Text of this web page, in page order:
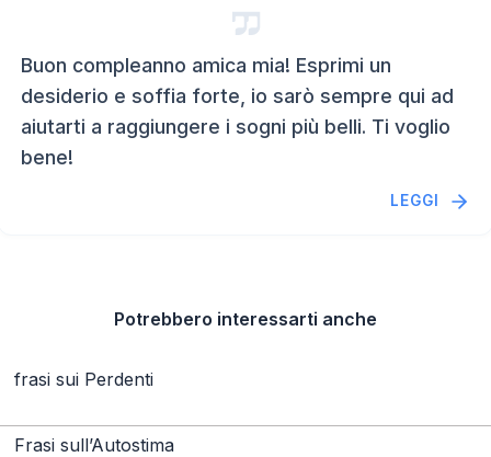
Buon compleanno amica mia! Esprimi un
desiderio e soffia forte, io sarò sempre qui ad
aiutarti a raggiungere i sogni più belli. Ti voglio
bene!
LEGGI
Potrebbero interessarti anche
frasi sui Perdenti
Frasi sull’Autostima